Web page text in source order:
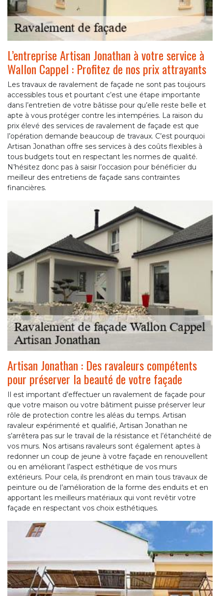
L’entreprise Artisan Jonathan à votre service à
Wallon Cappel : Profitez de nos prix attrayants
Les travaux de ravalement de façade ne sont pas toujours
accessibles tous et pourtant c’est une étape importante
dans l’entretien de votre bâtisse pour qu’elle reste belle et
apte à vous protéger contre les intempéries. La raison du
prix élevé des services de ravalement de façade est que
l’opération demande beaucoup de travaux. C’est pourquoi
Artisan Jonathan offre ses services à des coûts flexibles à
tous budgets tout en respectant les normes de qualité.
N’hésitez donc pas à saisir l’occasion pour bénéficier du
meilleur des entretiens de façade sans contraintes
financières.
Artisan Jonathan : Des ravaleurs compétents
pour préserver la beauté de votre façade
Il est important d’effectuer un ravalement de façade pour
que votre maison ou votre bâtiment puisse préserver leur
rôle de protection contre les aléas du temps. Artisan
ravaleur expérimenté et qualifié, Artisan Jonathan ne
s’arrêtera pas sur le travail de la résistance et l’étanchéité de
vos murs. Nos artisans ravaleurs sont également aptes à
redonner un coup de jeune à votre façade en renouvellent
ou en améliorant l’aspect esthétique de vos murs
extérieurs. Pour cela, ils prendront en main tous travaux de
peinture ou de l’amélioration de la forme des enduits et en
apportant les meilleurs matériaux qui vont revêtir votre
façade en respectant vos choix esthétiques.